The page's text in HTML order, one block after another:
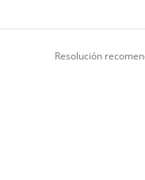
Resolución